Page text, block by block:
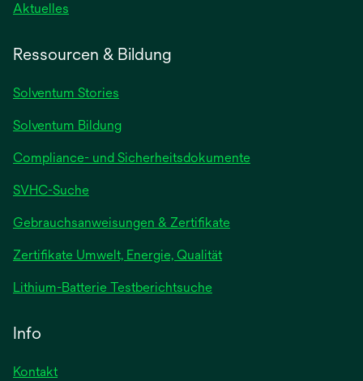
Aktuelles
Ressourcen & Bildung
Solventum Stories
Solventum Bildung
Compliance- und Sicherheitsdokumente
SVHC-Suche
Gebrauchsanweisungen & Zertifikatewird
Zertifikate Umwelt, Energie, Qualität
Lithium-Batterie Testberichtsuchewird
Info
Kontakt